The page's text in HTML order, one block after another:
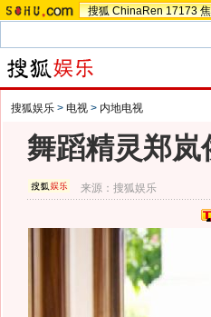
搜狐 ChinaRen 17173
搜狐娱乐 > 电视 > 内地电视
舞蹈精灵郑岚
来源：搜狐娱乐